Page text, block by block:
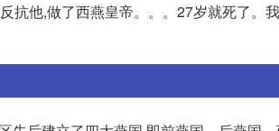
抗他,做了西燕皇帝。。。27岁就死了。